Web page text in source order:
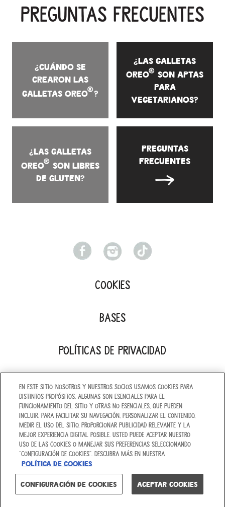
preguntas frecuentes
¿Cuándo se
crearon las
galletas OREO®?
¿Las galletas
OREO® son aptas
para
vegetarianos?
¿Las galletas
OREO® son libres
de gluten?
Preguntas
frecuentes
Cookies
Bases
Políticas de Privacidad
Contáctanos
©2026 México - Todos los derechos reservados |
Contenido dirigido a mayores de 13 años COME BIEN
ARRIBA
En este sitio, nosotros y nuestros socios usamos cookies para
distintos propósitos, algunas son esenciales para el
funcionamiento del sitio y otras no esenciales, que pueden
incluir, para facilitar su navegación, personalizar el contenido,
medir el uso del sitio, proporcionar publicidad relevante y la
mejor experiencia digital posible. Usted puede aceptar nuestro
uso de las cookies o manejar sus preferencias seleccionando
“Configuración de cookies”. Descubra más en nuestra
Política de cookies
Configuración de Cookies Aceptar Cookies